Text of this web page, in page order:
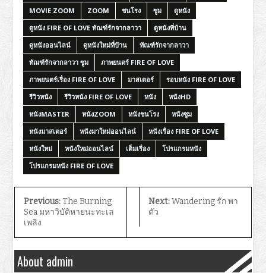
MOVIE ZOOM
ZOOM ชนโรง ซูม
ดูหนัง
ดูหนัง FIRE OF LOVE ทัณฑ์รักจากลาวา
ดูหนังที่บ้าน
ดูหนังออนไลน์
ดูหนังใหม่ที่บ้าน
ทัณฑ์รักจากลาวา
ทัณฑ์รักจากลาวา ซูม
ภาพยนตร์ FIRE OF LOVE
ภาพยนตร์เรื่อง FIRE OF LOVE
มาสเตอร์
รอบหนัง FIRE OF LOVE
รีวิวหนัง
รีวิวหนัง FIRE OF LOVE หนัง
หนังHD
หนังMASTER
หนังZOOM หนังชนโรง
หนังซูม
หนังมาสเตอร์
หนังมาใหม่ออนไลน์
หนังเรื่อง FIRE OF LOVE
หนังใหม่
หนังใหม่ออนไลน์ เต็มเรื่อง
โปรแกรมหนัง
โปรแกรมหนัง FIRE OF LOVE
Previous:The Burning
Sea มหาวิบัติหายนะทะเล
เพลิง
Next:Wandering รัก พา
ตัว
About admin